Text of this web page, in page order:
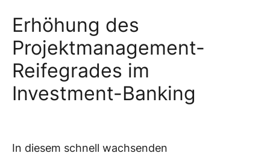
Erhöhung des
Projektmanagement-
Reifegrades im
Investment-Banking
In diesem schnell wachsenden